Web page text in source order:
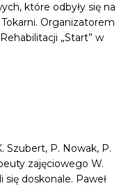
które odbyły się na
Organizatorem
„Start” w
Szubert, P. Nowak, P.
zajęciowego W.
się doskonale. Paweł